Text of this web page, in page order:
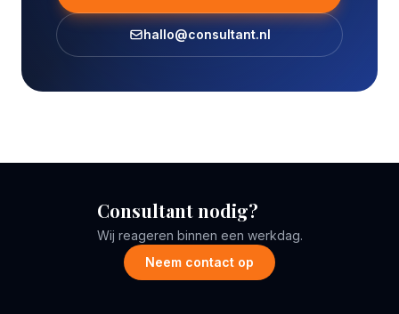
hallo@consultant.nl
Consultant nodig?
Wij reageren binnen een werkdag.
Neem contact op